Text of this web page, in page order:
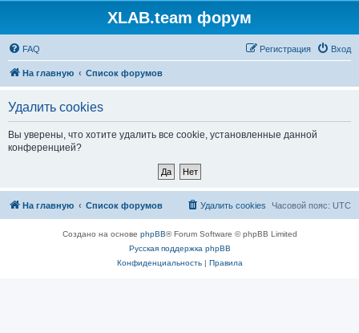
XLAB.team форум
FAQ Вход
Регистрация
На главную Список форумов
Удалить cookies
Вы уверены, что хотите удалить все cookie, установленные данной
конференцией?
На главную Список форумов Часовой пояс: UTC
Удалить cookies
Создано на основе phpBB® Forum Software © phpBB Limited
Русская поддержка phpBB
Конфиденциальность| Правила